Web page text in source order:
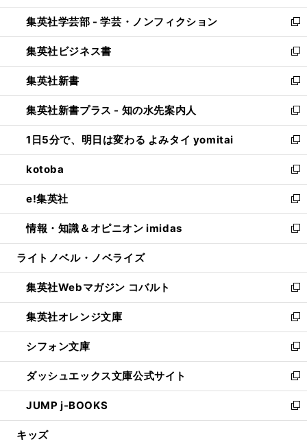
開
く
ウ
で
開
く
ン
ド
ウ
で
開
く
ウ
ィ
ン
ド
ウ
で
開
く
集英社学芸部 - 学芸・ノンフィクション
新
し
い
ウ
ィ
ン
ド
ウ
で
開
く
集英社ビジネス書
新
し
い
ウ
ィ
ン
ド
ウ
で
開
く
集英社新書
新
し
い
ウ
ィ
ン
ド
ウ
で
開
く
集英社新書プラス - 知の水先案内人
新
し
い
ウ
ィ
ン
ド
ウ
で
開
1日5分で、明日は変わる よみタイ yomitai
新
し
い
ウ
ィ
ン
ド
ウ
開
く
kotoba
新
し
い
ウ
ィ
ン
ウ
で
開
く
e!集英社
新
し
い
ウ
ン
ド
ウ
で
開
く
情報・知識＆オピニオン imidas
新
し
ウ
ィ
ン
ド
ウ
で
開
く
ライトノベル・ノベライズ
集英社Webマガジン コバルト
新
し
い
ウ
ィ
ン
ド
ウ
で
開
集英社オレンジ文庫
新
し
い
ウ
ィ
ン
ド
ウ
シフォン文庫
新
し
い
ウ
ィ
ン
ダッシュエックス文庫公式サイト
新
し
い
ウ
JUMP j-BOOKS
新
し
キッズ